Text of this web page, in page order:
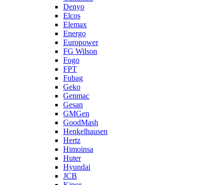
Denyo
Elcos
Elemax
Energo
Europower
FG Wilson
Fogo
FPT
Fubag
Geko
Genmac
Gesan
GMGen
GoodMash
Henkelhausen
Hertz
Himoinsa
Huter
Hyundai
JCB